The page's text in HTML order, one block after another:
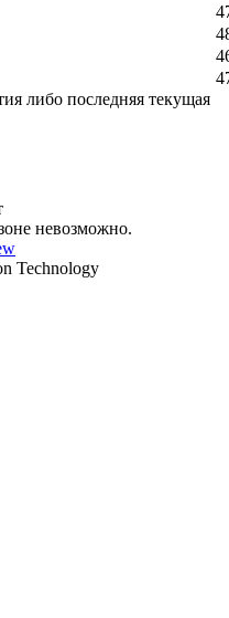
либо последняя текущая
невозможно.
Technology